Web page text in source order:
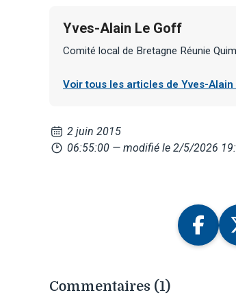
Yves-Alain Le Goff
Comité local de Bretagne Réunie
Voir tous les articles de Yves-
2 juin 2015
06:55:00 — modifié le 2/5/2026
Commentaires (1)